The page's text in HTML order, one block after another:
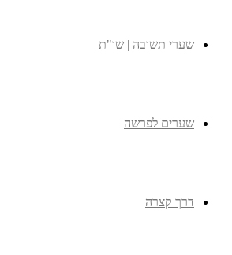
שערי תשובה | שו"ת
שערים לפרשה
דרך קצרה